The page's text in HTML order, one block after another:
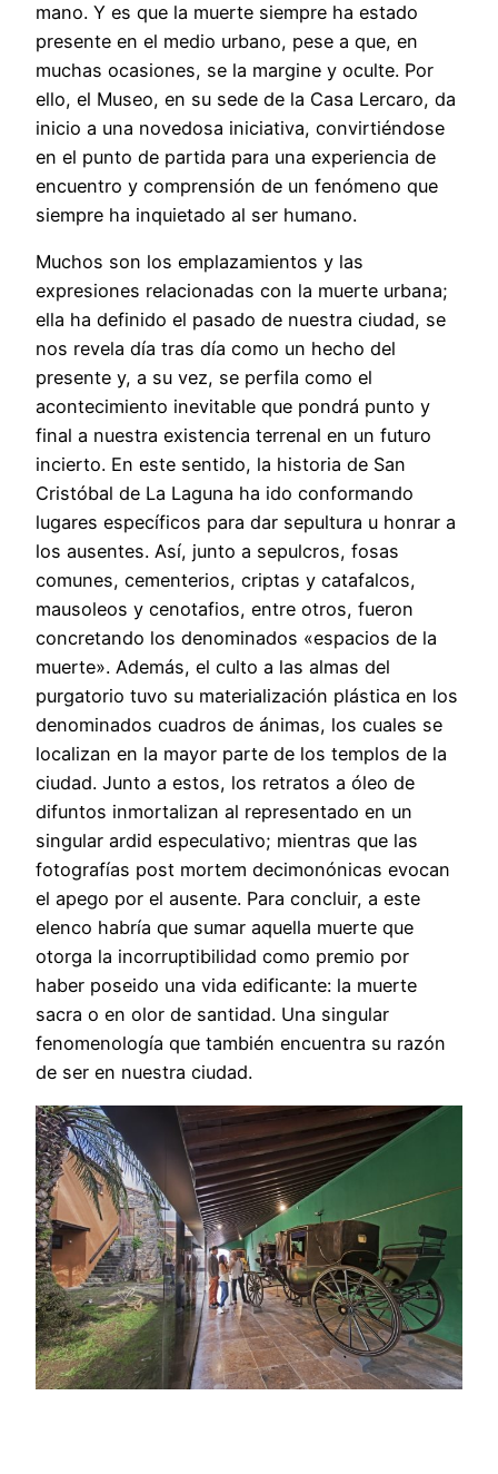
mano. Y es que la muerte siempre ha estado
presente en el medio urbano, pese a que, en
muchas ocasiones, se la margine y oculte. Por
ello, el Museo, en su sede de la Casa Lercaro, da
inicio a una novedosa iniciativa, convirtiéndose
en el punto de partida para una experiencia de
encuentro y comprensión de un fenómeno que
siempre ha inquietado al ser humano.
Muchos son los emplazamientos y las
expresiones relacionadas con la muerte urbana;
ella ha definido el pasado de nuestra ciudad, se
nos revela día tras día como un hecho del
presente y, a su vez, se perfila como el
acontecimiento inevitable que pondrá punto y
final a nuestra existencia terrenal en un futuro
incierto. En este sentido, la historia de San
Cristóbal de La Laguna ha ido conformando
lugares específicos para dar sepultura u honrar a
los ausentes. Así, junto a sepulcros, fosas
comunes, cementerios, criptas y catafalcos,
mausoleos y cenotafios, entre otros, fueron
concretando los denominados «espacios de la
muerte». Además, el culto a las almas del
purgatorio tuvo su materialización plástica en los
denominados cuadros de ánimas, los cuales se
localizan en la mayor parte de los templos de la
ciudad. Junto a estos, los retratos a óleo de
difuntos inmortalizan al representado en un
singular ardid especulativo; mientras que las
fotografías post mortem decimonónicas evocan
el apego por el ausente. Para concluir, a este
elenco habría que sumar aquella muerte que
otorga la incorruptibilidad como premio por
haber poseido una vida edificante: la muerte
sacra o en olor de santidad. Una singular
fenomenología que también encuentra su razón
de ser en nuestra ciudad.